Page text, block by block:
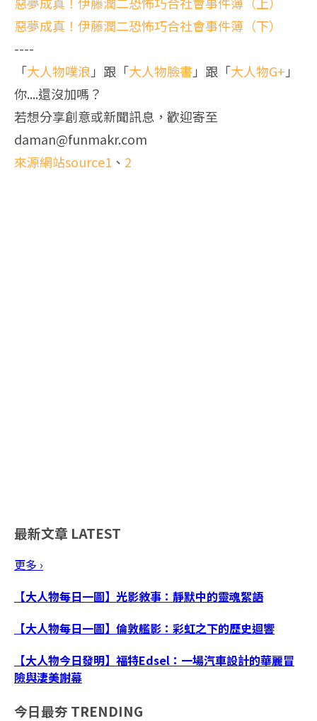
惡夢成真！伊藤潤二恐怖巧合社會事件簿（下）
----
「大人物噗浪 」跟「大人物臉書」跟「大人物G+ 」
你....還沒加嗎？
若想分享創意或新聞訊息，歡迎寄至
daman@funmakr.com
來源網站source1 、 2
最新文章 LATEST
更多 ›
【大人物每日一圖】光影敘事：靜默中的靈魂絮語
【大人物每日一圖】倫敦艦影：彩虹之下的歷史迴響
【大人物今日發明】福特Edsel：一場汽車設計的華麗冒
險與淒美謝幕
今日最夯 TRENDING